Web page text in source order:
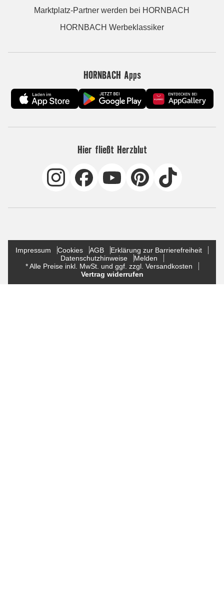
Marktplatz-Partner werden bei HORNBACH
HORNBACH Werbeklassiker
HORNBACH Apps
Hier fließt Herzblut
Impressum Cookies AGB
Erklärung zur Barrierefreiheit
Datenschutzhinweise
Melden
* Alle Preise inkl. MwSt. und ggf. zzgl. Versandkosten
Vertrag widerrufen